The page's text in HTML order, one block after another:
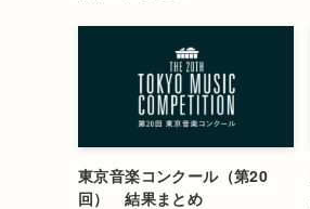
東京音楽コンクール（第20
回） 結果まとめ